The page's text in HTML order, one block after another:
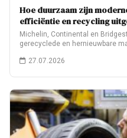
Hoe duurzaam zijn
efficiëntie en recycling
Michelin, Continental en
gerecyclede en hernieuwbare
27.07.2026